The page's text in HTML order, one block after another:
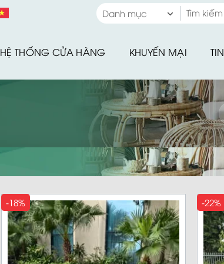
Danh mục
Bàn Ghế Quầy Bar
Bàn Ghế Sân Vườn
Bộ Sưu Tập
Bàn Ghế Ăn Ngoài Trời
Sofa Mây Nhựa
Bàn Ghế Ban Công
Bàn Ghế Cafe
Xích Đu Thư Giãn
Ghế Bể Bơi, Ghế Hồ Bơi
Ô Dù Nhà Bạt
Tìm
kiếm:
HỆ THỐNG CỬA HÀNG KHUYẾN MẠI
-18% -22%